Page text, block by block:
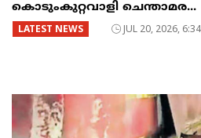
കൊടുംകുറ്റവാളി ചെന്താമര...
LATEST NEWS JUL 20, 2026,